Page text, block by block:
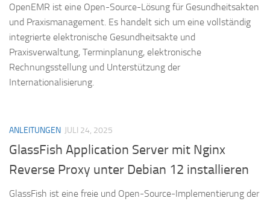
OpenEMR ist eine Open-Source-Lösung für Gesundheitsakten
und Praxismanagement. Es handelt sich um eine vollständig
integrierte elektronische Gesundheitsakte und
Praxisverwaltung, Terminplanung, elektronische
Rechnungsstellung und Unterstützung der
Internationalisierung.
ANLEITUNGEN JULI 24, 2025
GlassFish Application Server mit Nginx
Reverse Proxy unter Debian 12 installieren
GlassFish ist eine freie und Open-Source-Implementierung der